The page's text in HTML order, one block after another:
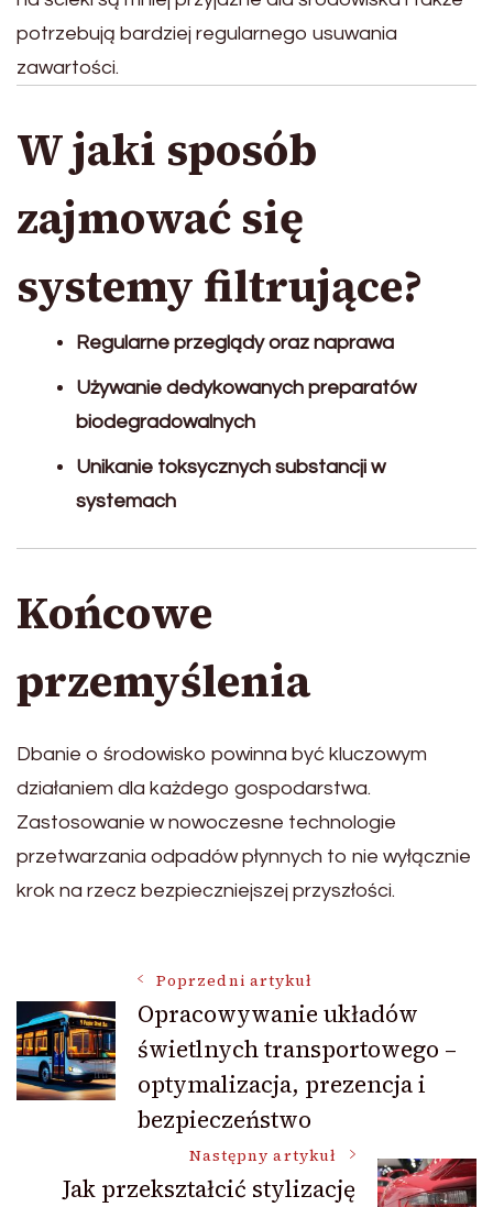
potrzebują bardziej regularnego usuwania
zawartości.
W jaki sposób
zajmować się
systemy filtrujące?
Regularne przeglądy oraz naprawa
Używanie dedykowanych preparatów
biodegradowalnych
Unikanie toksycznych substancji w
systemach
Końcowe
przemyślenia
Dbanie o środowisko powinna być kluczowym
działaniem dla każdego gospodarstwa.
Zastosowanie w nowoczesne technologie
przetwarzania odpadów płynnych to nie wyłącznie
krok na rzecz bezpieczniejszej przyszłości.
Nawigacja
wpisu
Poprzedni artykuł
Opracowywanie układów
świetlnych transportowego –
optymalizacja, prezencja i
bezpieczeństwo
Następny artykuł
Jak przekształcić stylizację